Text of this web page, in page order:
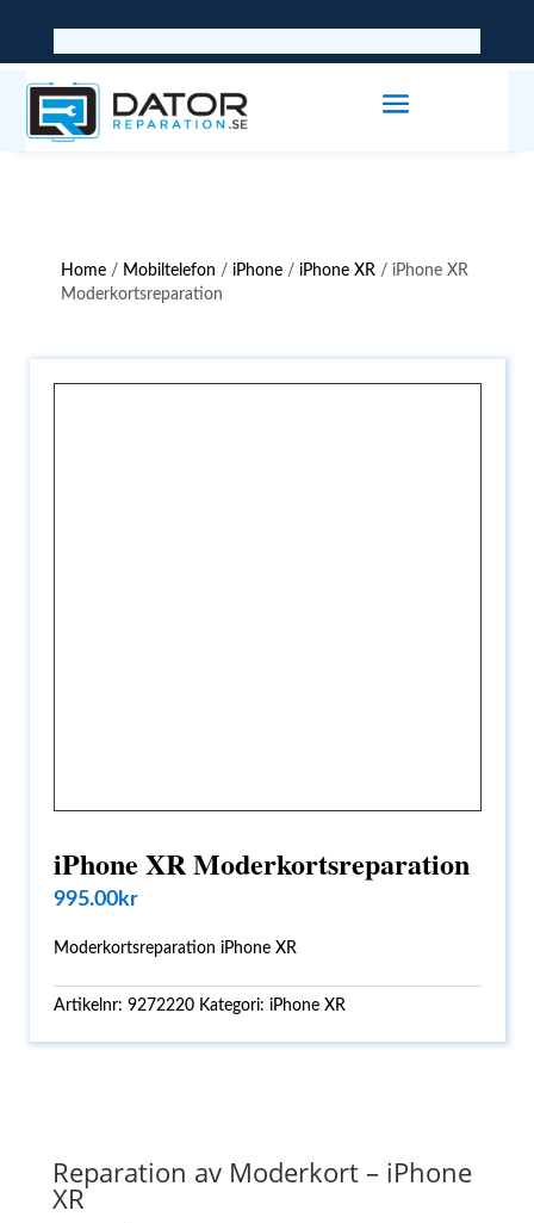
Home / Mobiltelefon / iPhone / iPhone XR / iPhone XR
Moderkortsreparation
iPhone XR Moderkortsreparation
995.00kr
Moderkortsreparation iPhone XR
Artikelnr:9272220 Kategori:iPhone XR
Reparation av Moderkort – iPhone
XR